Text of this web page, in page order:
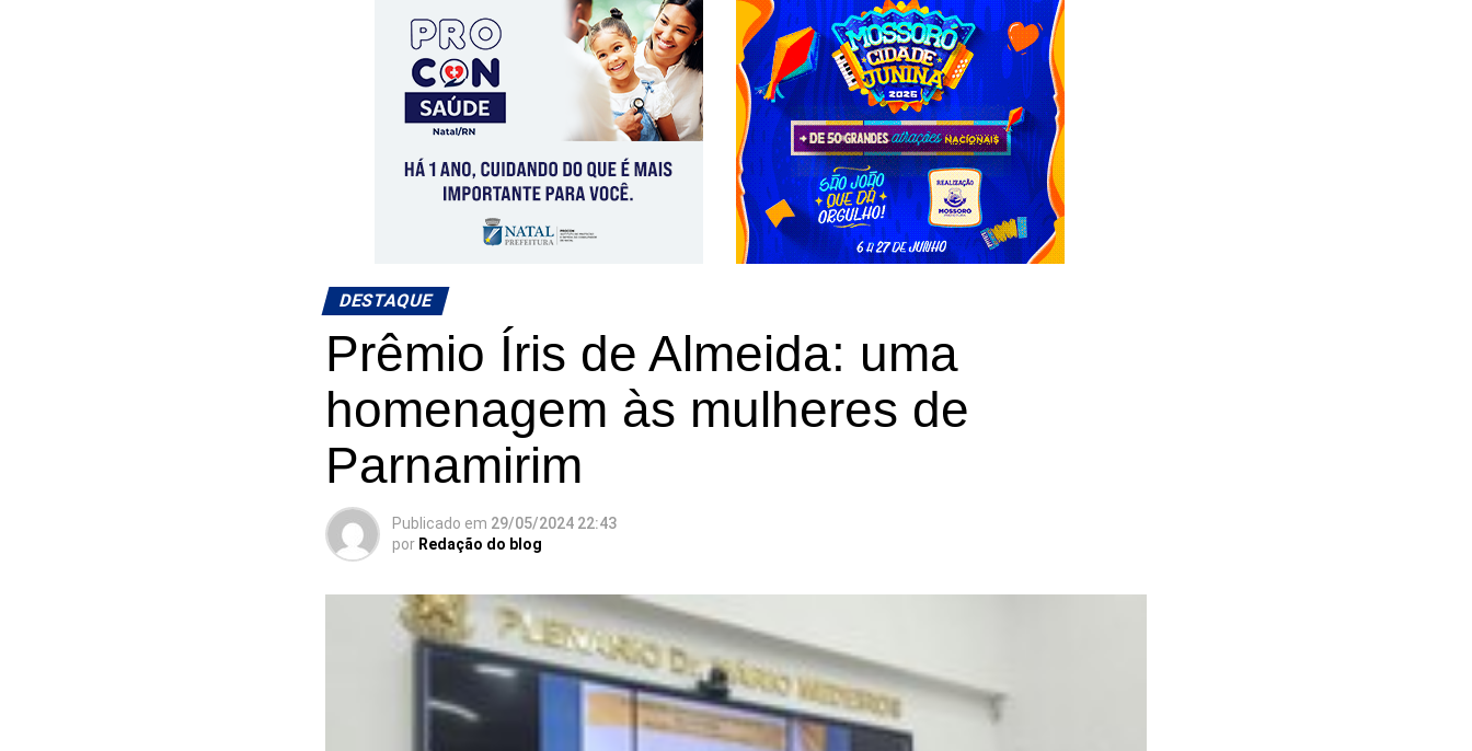
DESTAQUE
Prêmio Íris de Almeida: uma
homenagem às mulheres de
Parnamirim
Publicado em 29/05/2024 22:43
por Redação do blog